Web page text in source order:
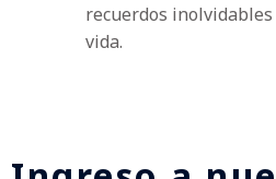
recuerdos
vida.